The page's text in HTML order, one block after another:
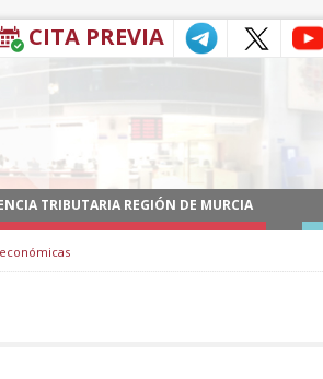
CITA PREVIA
TRIBUTARIA REGIÓN DE MURCIA